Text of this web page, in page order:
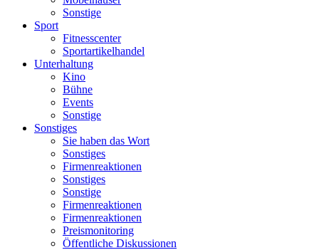
Sonstige
Sport
Fitnesscenter
Sportartikelhandel
Unterhaltung
Kino
Bühne
Events
Sonstige
Sonstiges
Sie haben das Wort
Sonstiges
Firmenreaktionen
Sonstiges
Sonstige
Firmenreaktionen
Firmenreaktionen
Preismonitoring
Öffentliche Diskussionen